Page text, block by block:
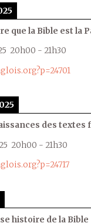
que la Bible est la
20h00 - 21h30
des textes
20h00 - 21h30
histoire de la Bible